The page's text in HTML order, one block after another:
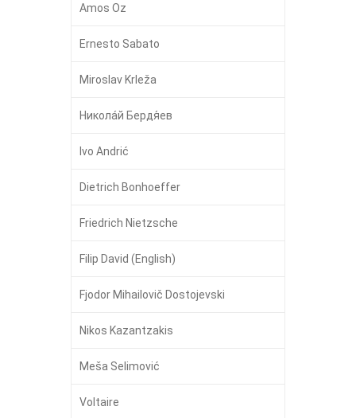
Amos Oz
Ernesto Sabato
Miroslav Krleža
Никола́й Бердя́ев
Ivo Andrić
Dietrich Bonhoeffer
Friedrich Nietzsche
Filip David (English)
Fjodor Mihailovič Dostojevski
Nikos Kazantzakis
Meša Selimović
Voltaire